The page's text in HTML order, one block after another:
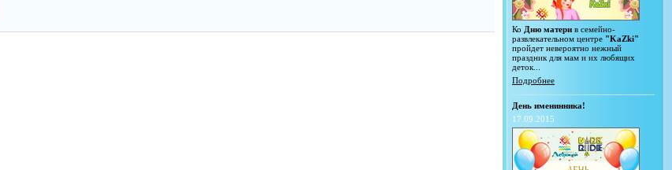
Ко Дню матери в семейно-
развлекательном центре "KaZki"
пройдет невероятно нежный
праздник для мам и их любящих
деток...
Подробнее
День именинника!
17.09.2015